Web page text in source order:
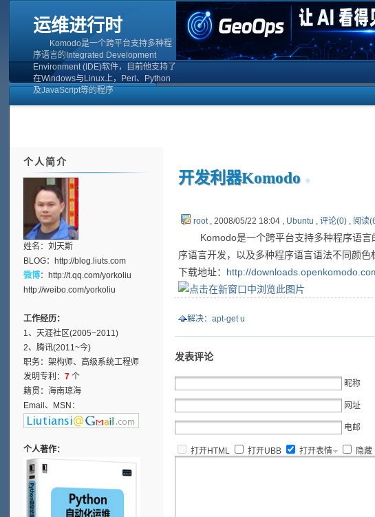
运维进行时
Komodo是一个跨平台支持多种程
序语言的Integrated Development
Environment (IDE)软件，目前他支持了
在Windows与Linux上，Perl、Python
及JavaScript等的程序
开发利器Komodo
root, 2008/05/22 18:04 , Ubuntu ,评论(0) , 阅读
Komodo是一个跨平台支持多种程序语言
序语言开发，以及多种程序语言语法不同颜色
下载地址： http://
解决：apt-get u
发表评论
昵称
网址
电邮
打开HTML 打开UBB 打开表情 隐藏
个人简介
姓名：刘天斯
BLOG：http://blog.liuts.com
微博：http://t.qq.com/yorkoliu
http://weibo.com/yorkoliu
工作经历：
1、天涯社区(2005~2011)
2、腾讯(2011~今)
职务：架构师、高级系统工程师
发明专利：7 个
籍贯：海南琼海
Email、MSN：
个人著作：